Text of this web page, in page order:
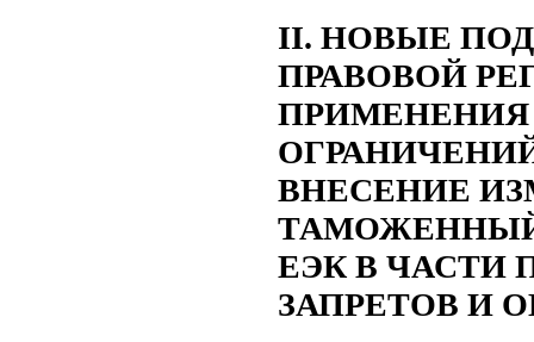
II. НОВЫЕ
ПРАВОВОЙ
ПРИМЕНЕНИЯ
ВНЕСЕНИЕ
ЕЭК В ЧАСТИ
ЗАПРЕТОВ И